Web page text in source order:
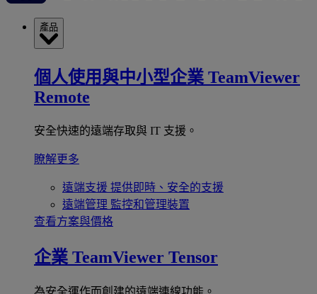
產品
個人使用與中小型企業 TeamViewer
Remote
安全快速的遠端存取與 IT 支援。
瞭解更多
遠端支援 提供即時、安全的支援
遠端管理 監控和管理裝置
查看方案與價格
企業 TeamViewer Tensor
為安全運作而創建的遠端連線功能。